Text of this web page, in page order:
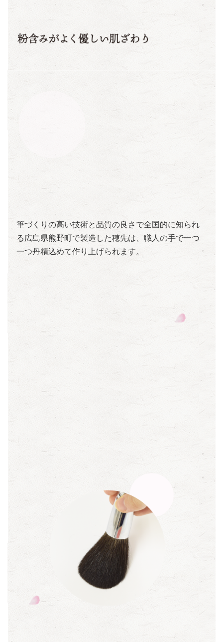
筆づくりの高い技術と品質の良さで全国的に知られ
る広島県熊野町で製造した穂先は、職人の手で一つ
一つ丹精込めて作り上げられます。